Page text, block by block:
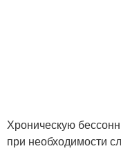
Хроническую
при необходимости